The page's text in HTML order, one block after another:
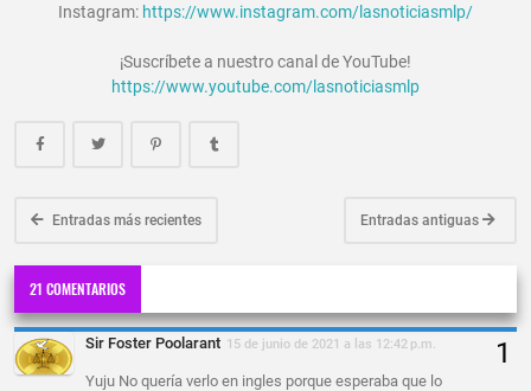
Instagram: https://www.instagram.com/lasnoticiasmlp/
¡Suscríbete a nuestro canal de YouTube!
https://www.youtube.com/lasnoticiasmlp
Entradas más recientes Entradas antiguas
21 COMENTARIOS
Sir Foster Poolarant 15 de junio de 2021 a las 12:42 p.m.
Yuju No quería verlo en ingles porque esperaba que lo